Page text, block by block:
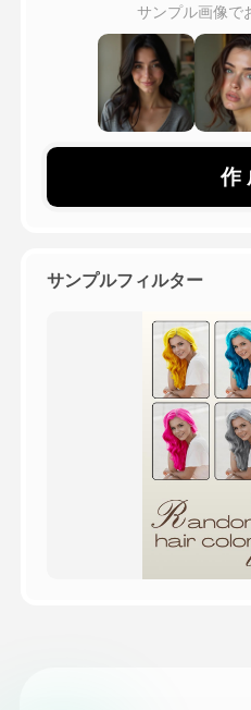
すべてのテン
ギャラリー
ブログ
サンプル画像で
作
サンプルフィルター